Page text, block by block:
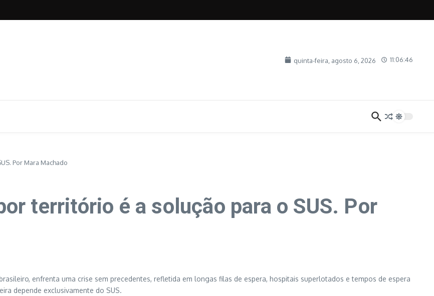
quinta-feira, agosto 6, 2026 11:06:46
Por Mara Machado
território é a solução para o SUS. Por
enfrenta uma crise sem precedentes, refletida em longas filas de espera, hospitais superlotados e tempos de espera
depende exclusivamente do SUS.